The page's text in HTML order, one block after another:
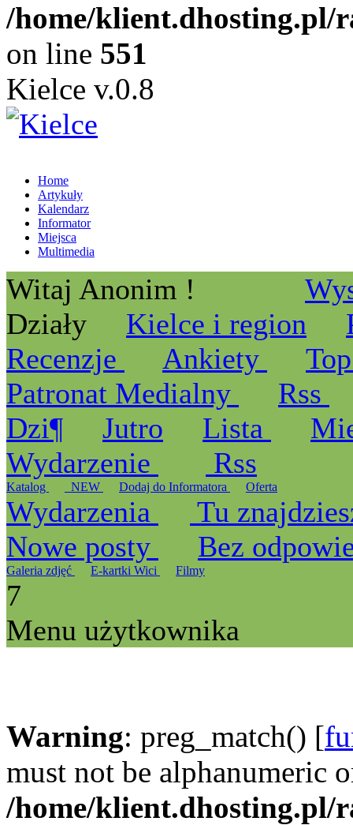
/home/klient.dhosting.pl/
on line 551
Kielce v.0.8
Home
Artykuły
Kalendarz
Informator
Miejsca
Multimedia
Witaj Anonim !
Działy
Kielce i region
Recenzje
Ankiety
Patronat Medialny
Rss
Dzi¶
Jutro Lista
Wydarzenie
Rss
Katalog _NEW Dodaj do Informatora Oferta
Wydarzenia
Tu
Nowe posty
Bez
Galeria zdjęć E-kartki Wici Filmy
7
Menu użytkownika
Warning: preg_match() [
must not be alphanumeric
/home/klient.dhosting.pl/